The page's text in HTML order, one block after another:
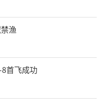
渔
首飞成功